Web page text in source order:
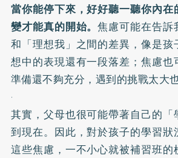
當你能停下來，好好聽一聽你內
變才能真的開始。焦慮可能在告訴
和「理想我」之間的差異，像是
想中的表現還有一段落差；焦慮也
準備還不夠充分，遇到的挑戰太大也
·
其實，父母也很可能帶著自己的「
到現在。因此，對於孩子的學習
這些焦慮，一不小心就被補習班